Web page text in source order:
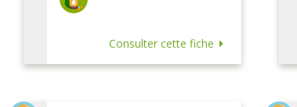
Consulter cette fiche